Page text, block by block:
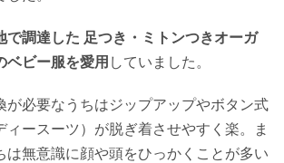
で調達した 足つき・ミトンつきオーガ
ベビー服を愛用 していました。
が必要なうちはジップアップやボタン式
ィースーツ）が脱ぎ着させやすく楽。ま
は無意識に顔や頭をひっかくことが多い